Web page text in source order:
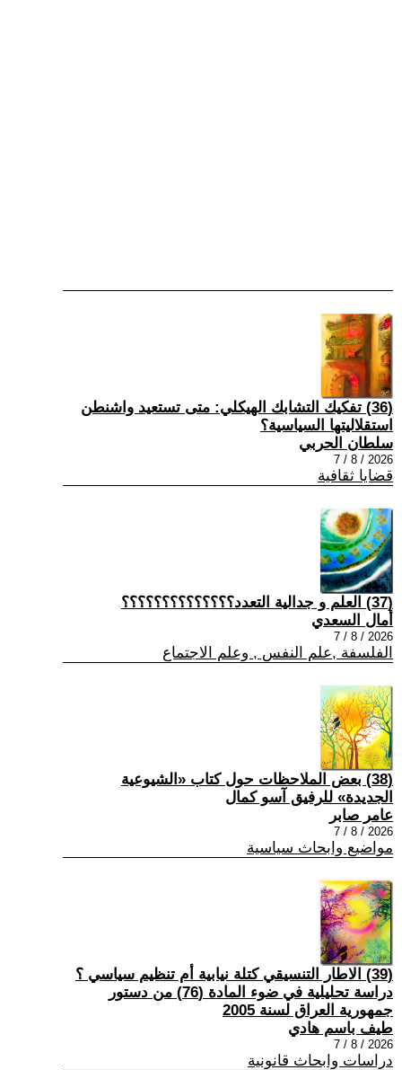
(36) تفكيك التشابك الهيكلي: متى تستعيد واشنطن
استقلاليتها السياسية؟
سلطان الحربي
2026 / 8 / 7
قضايا ثقافية
(37) العلم و جدالية التعدد؟؟؟؟؟؟؟؟؟؟؟؟؟؟
أمال السعدي
2026 / 8 / 7
الفلسفة ,علم النفس , وعلم الاجتماع
(38) بعض الملاحظات حول كتاب «الشيوعية
الجديدة» للرفيق آسو كمال
عامر صابر
2026 / 8 / 7
مواضيع وابحاث سياسية
(39) الاطار التنسيقي كتلة نيابية أم تنظيم سياسي ؟
دراسة تحليلية في ضوء المادة (76) من دستور
جمهورية العراق لسنة 2005
طيف باسم هادي
2026 / 8 / 7
دراسات وابحاث قانونية